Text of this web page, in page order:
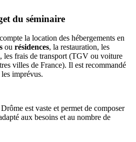
du séminaire
la location des hébergements en
ou résidences, la restauration, les
, les frais de transport (TGV ou voiture
villes de France). Il est recommandé
imprévus.
est vaste et permet de composer
aux besoins et au nombre de